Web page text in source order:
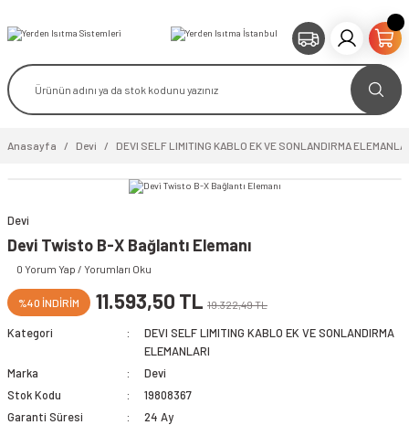
Anasayfa Devi DEVI SELF LIMITING KABLO EK VE SONLANDIRMA
Devi
Devi Twisto B-X Bağlantı Elemanı
0 Yorum Yap / Yorumları Oku
%40 İNDİRİM 11.593,50 TL 19.322,49 TL
Kategori
DEVI SELF LIMITING KABLO EK VE SONLANDIRMA
ELEMANLARI
Marka
Devi
Stok Kodu
19808367
Garanti Süresi
24 Ay